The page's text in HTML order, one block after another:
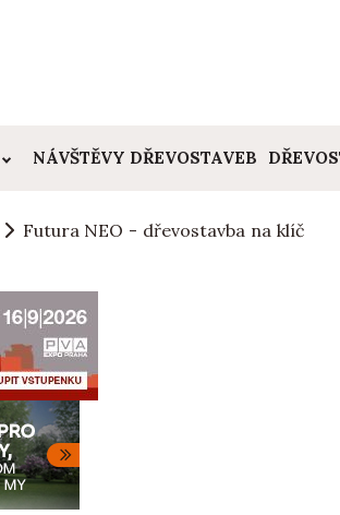
NÁVŠTĚVY DŘEVOSTAVEB
Futura NEO - dřevostavba na klíč